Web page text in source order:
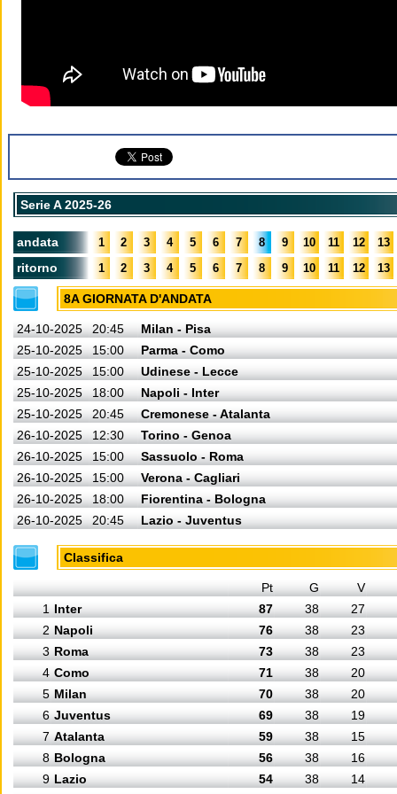
Serie A 2025-26
andata 1 2 3 4 5 6 7 8 9 10 11 12 13
ritorno 1 2 3 4 5 6 7 8 9 10 11 12 13
8A GIORNATA D'ANDATA
24-10-2025 20:45
Milan - Pisa
25-10-2025
15:00
Parma - Como
25-10-2025
15:00
Udinese - Lecce
25-10-2025
18:00
Napoli - Inter
25-10-2025
20:45
Cremonese - Atalanta
26-10-2025
12:30
Torino - Genoa
26-10-2025
15:00
Sassuolo - Roma
26-10-2025
15:00
Verona - Cagliari
26-10-2025
18:00
Fiorentina - Bologna
26-10-2025
20:45 Lazio - Juventus
Classifica
Pt G
V
1 Inter 87 38
27
2 Napoli 76 38
23
3 Roma 73 38
23
4 Como 71 38
20
5 Milan 70 38
20
6 Juventus 69 38
19
7 Atalanta 59 38
15
8 Bologna 56 38
16
9 Lazio 54 38
14